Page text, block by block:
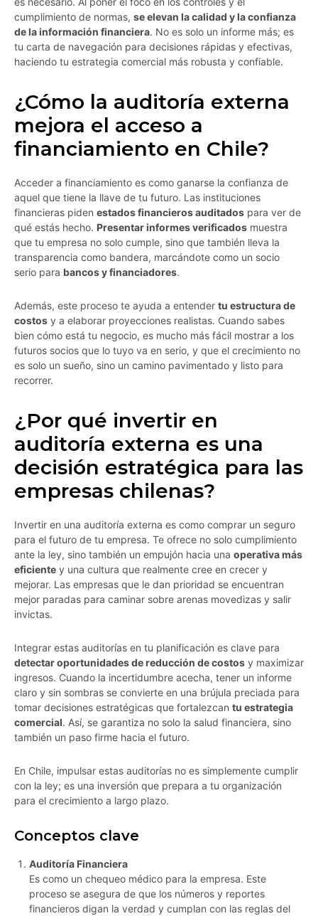
cumplimiento de normas, se elevan la calidad y la confianza
de la información financiera. No es solo un informe más; es
tu carta de navegación para decisiones rápidas y efectivas,
haciendo tu estrategia comercial más robusta y confiable.
¿Cómo la auditoría externa
mejora el acceso a
financiamiento en Chile?
Acceder a financiamiento es como ganarse la confianza de
aquel que tiene la llave de tu futuro. Las instituciones
financieras piden estados financieros auditados para ver de
qué estás hecho. Presentar informes verificados muestra
que tu empresa no solo cumple, sino que también lleva la
transparencia como bandera, marcándote como un socio
serio para bancos y financiadores.
Además, este proceso te ayuda a entender tu estructura de
costos y a elaborar proyecciones realistas. Cuando sabes
bien cómo está tu negocio, es mucho más fácil mostrar a los
futuros socios que lo tuyo va en serio, y que el crecimiento no
es solo un sueño, sino un camino pavimentado y listo para
recorrer.
¿Por qué invertir en
auditoría externa es una
decisión estratégica para las
empresas chilenas?
Invertir en una auditoría externa es como comprar un seguro
para el futuro de tu empresa. Te ofrece no solo cumplimiento
ante la ley, sino también un empujón hacia una operativa más
eficiente y una cultura que realmente cree en crecer y
mejorar. Las empresas que le dan prioridad se encuentran
mejor paradas para caminar sobre arenas movedizas y salir
invictas.
Integrar estas auditorías en tu planificación es clave para
detectar oportunidades de reducción de costos y maximizar
ingresos. Cuando la incertidumbre acecha, tener un informe
claro y sin sombras se convierte en una brújula preciada para
tomar decisiones estratégicas que fortalezcan tu estrategia
comercial. Así, se garantiza no solo la salud financiera, sino
también un paso firme hacia el futuro.
En Chile, impulsar estas auditorías no es simplemente cumplir
con la ley; es una inversión que prepara a tu organización
para el crecimiento a largo plazo.
Conceptos clave
Auditoría Financiera
Es como un chequeo médico para la empresa. Este
proceso se asegura de que los números y reportes
financieros digan la verdad y cumplan con las reglas del